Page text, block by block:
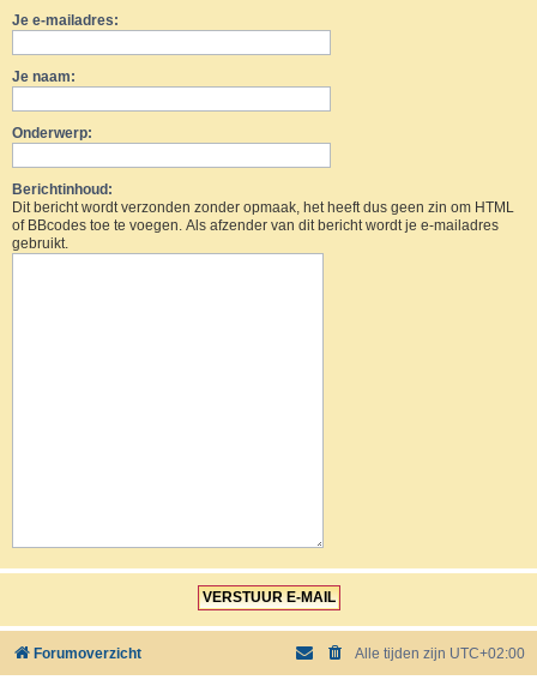
Je e-mailadres:
Je naam:
Onderwerp:
Berichtinhoud:
Dit bericht wordt verzonden zonder opmaak, het heeft dus geen zin om HTML
of BBcodes toe te voegen. Als afzender van dit bericht wordt je e-mailadres
gebruikt.
Forumoverzicht Alle tijden zijn UTC+02:00